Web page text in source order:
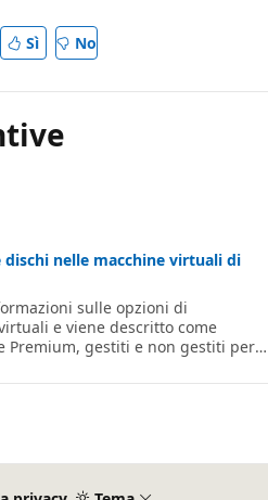
Sì No
nelle macchine virtuali di
sulle opzioni di
e viene descritto come
Premium, gestiti e non gestiti per